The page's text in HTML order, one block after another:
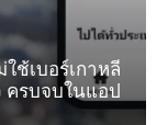
ช้เบอร์เกาหลี
ครบจบในแอป